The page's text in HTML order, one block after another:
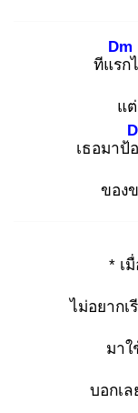
ทีแรก
Dm
แ
เธอมาป้
ของ
* เ
ไม่อยากเ
มา
บอกเล